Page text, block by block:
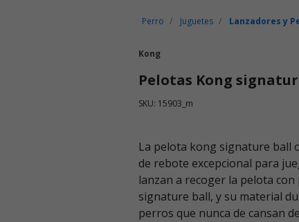
Perro Juguetes Lanzadores y
Kong
Pelotas Kong
SKU: 15903_m
La pelota kong signature ball
de rebote excepcional para
lanzan a recoger la pelota
signature ball, y su material
perros que nunca de cansan